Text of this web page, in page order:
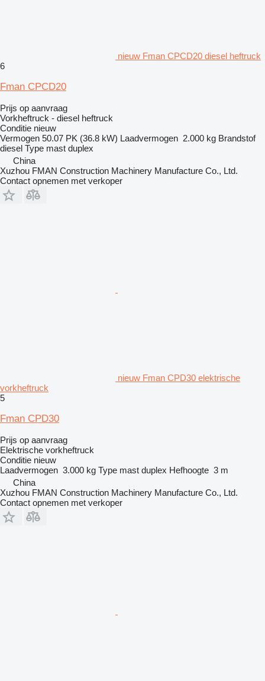
nieuw Fman CPCD20 diesel heftruck
6
Fman CPCD20
Prijs op aanvraag
Vorkheftruck - diesel heftruck
Conditie nieuw
Vermogen 50.07 PK (36.8 kW) Laadvermogen 2.000 kg Brandstof
diesel Type mast duplex
China
Xuzhou FMAN Construction Machinery Manufacture Co., Ltd.
Contact opnemen met verkoper
nieuw Fman CPD30 elektrische
vorkheftruck
5
Fman CPD30
Prijs op aanvraag
Elektrische vorkheftruck
Conditie nieuw
Laadvermogen 3.000 kg Type mast duplex Hefhoogte 3 m
China
Xuzhou FMAN Construction Machinery Manufacture Co., Ltd.
Contact opnemen met verkoper